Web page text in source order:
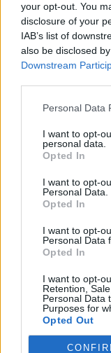
your opt-out. You
disclosure of your
IAB’s list of
also be disclosed
Downstream
Personal Data
I want to opt-
personal data.
Opted In
I want to opt-
Personal Data.
Opted In
I want to opt-
Personal Data
Opted In
I want to opt-
Retention,
Personal Data
Purposes for
Opted Out
Ενές Καντέρ: Ο
υποψήφιος να
23:31
Στενά του
συμφωνία -
ΣΧΕΤΙΚA